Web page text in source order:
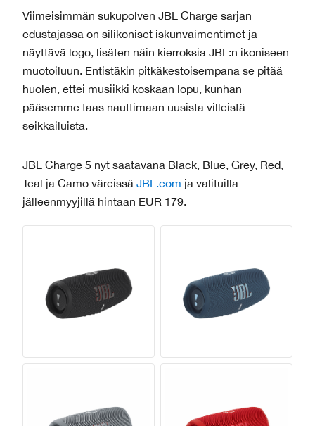
Viimeisimmän sukupolven JBL Charge sarjan
edustajassa on silikoniset iskunvaimentimet ja
näyttävä logo, lisäten näin kierroksia JBL:n ikoniseen
muotoiluun. Entistäkin pitkäkestoisempana se pitää
huolen, ettei musiikki koskaan lopu, kunhan
pääsemme taas nauttimaan uusista villeistä
seikkailuista.
JBL Charge 5 nyt saatavana Black, Blue, Grey, Red,
Teal ja Camo väreissä JBL.com ja valituilla
jälleenmyyjillä hintaan EUR 179.